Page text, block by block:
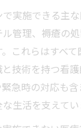
実施できる主な
管理、褥瘡の
これらはすべ
技術を持つ看
急時の対応も
生活を支えてい